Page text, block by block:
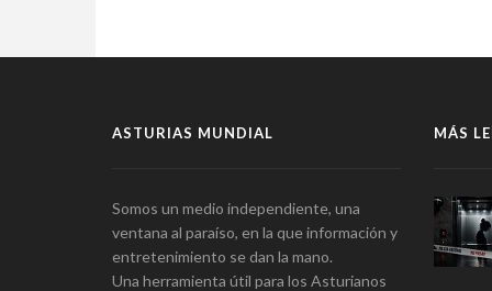
ASTURIAS MUNDIAL
Somos un medio independiente, una
ventana al paraíso, en la que información y
entretenimiento se dan la mano.
Una herramienta útil para los Asturianos
MÁS